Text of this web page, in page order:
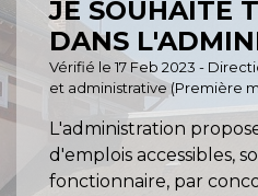
JE SOUHAITE
DANS
Vérifié le 17 Feb 2023 -
et administrative (Première
L'administration
d'emplois accessibles,
fonctionnaire, par